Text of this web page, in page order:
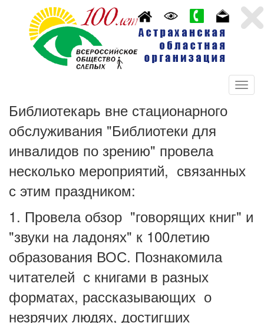
Библиотекарь вне стационарного
обслуживания "Библиотеки для
инвалидов по зрению" провела
несколько мероприятий, связанных
с этим праздником:
1. Провела обзор "говорящих книг" и
"звуки на ладонях" к 100летию
образования ВОС. Познакомила
читателей с книгами в разных
форматах, рассказывающих о
незрячих людях, достигших